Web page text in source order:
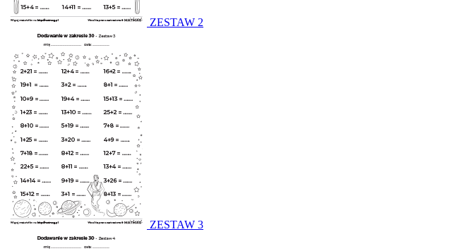
ZESTAW 2
ZESTAW 3